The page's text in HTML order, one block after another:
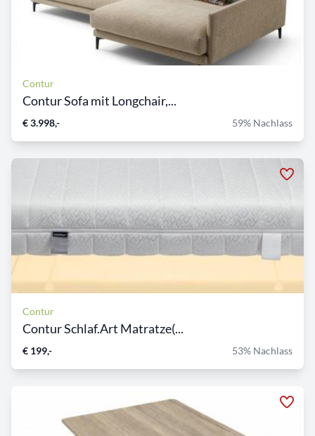
Contur
Contur Sofa mit Longchair,...
€ 3.998,- 59% Nachlass
Contur
Contur Schlaf.Art Matratze(...
€ 199,- 53% Nachlass